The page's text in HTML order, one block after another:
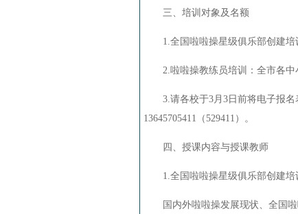
三、培训对象及名额
1.全国啦啦操星级俱乐部创建
2.啦啦操教练员培训：全市各
3.请各校于3月 3 日前将电子报名
13645705411 （529411 ）。
四、授课内容与授课教师
1.全国啦啦操星级俱乐部创建培
国内外啦啦操发展现状、全国啦